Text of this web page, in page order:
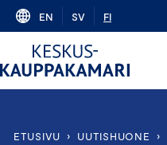
Skip
content
EN SV FI
ETUSIVU › UUTISHUONE ›